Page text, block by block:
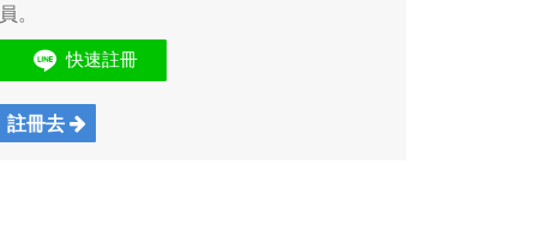
。
註冊去